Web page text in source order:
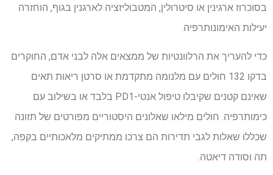
בסוכרוז ארגינין או סיטרולין, המטבוליזציה לארגנין בגוף, הוחזרה
יעילות האימונותרפיה.
כדי להעריך את הרלוונטיות של ממצאים אלה לבני אדם, החוקרים
בדקו 132 חולים עם מלנומה מתקדמת או סרטן ריאות תאים
שאינם קטנים שקיבלו טיפול אנטי-PD1 בלבד או בשילוב עם
כימותרפיה. חולים מילאו שאלונים היסטוריים מפורטים של תזונה
שכללו שאלות לגבי תדירות הם צרכו ממתיקים מלאכותיים בקפה,
תה וסודה דיאטה.